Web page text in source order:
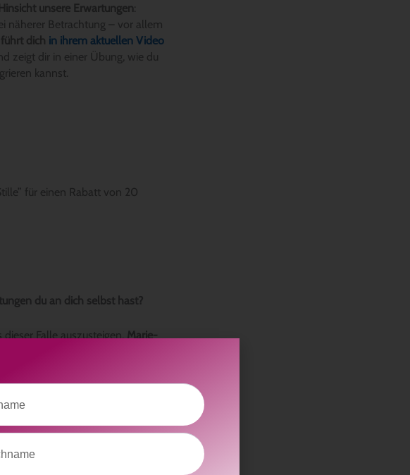
unsere Erwartungen:
näherer Betrachtung – vor allem
dich in ihrem aktuellen Video
zeigt dir in einer Übung, wie du
kannst.
für einen Rabatt von 20
du an dich selbst hast?
Falle auszusteigen. Marie-